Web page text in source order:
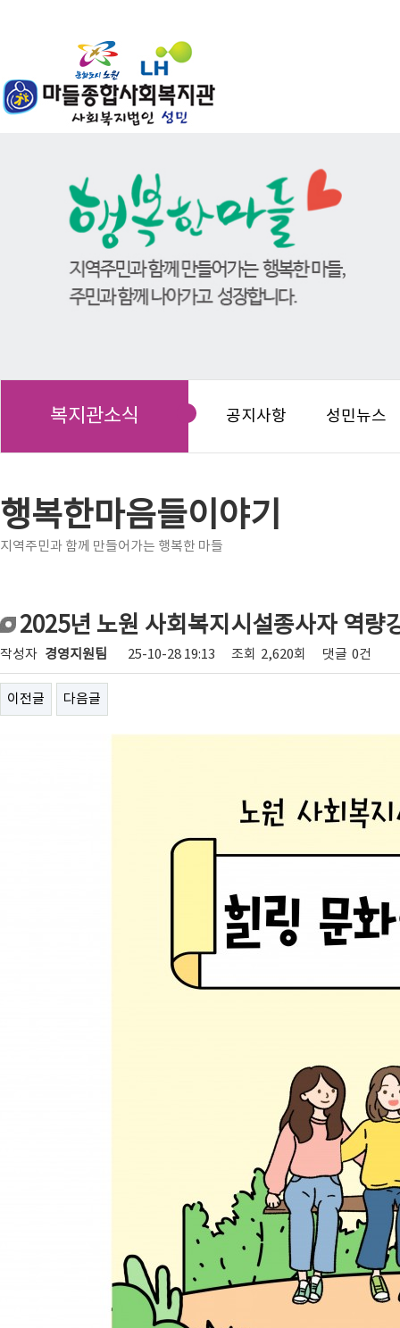
복지관소식 공지사항 성민뉴스
행복한마음들이야기
지역주민과 함께 만들어가는 행복한 마들
2025년 노원 사회복지시설종사자 역량
작성자 경영지원팀 25-10-28 19:13 조회 2,620회 댓글 0건
이전글 다음글